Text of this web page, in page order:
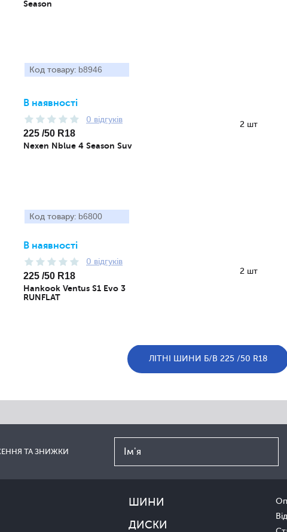
Season
Код товару: b8946
В наявності
0 відгуків
225 /50 R18
Nexen Nblue 4 Season Suv
2 шт
Код товару: b6800
В наявності
0 відгуків
225 /50 R18
Hankook Ventus S1 Evo 3
RUNFLAT
2 шт
ЛІТНІ ШИНИ Б/В 225 /50 R18
ТА ЗНИЖКИ
ШИНИ
ДИСКИ